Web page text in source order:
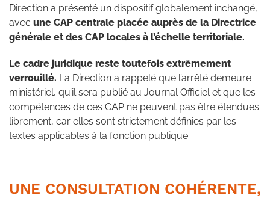
Direction a présenté un dispositif globalement inchangé,
avec une CAP centrale placée auprès de la Directrice
générale et des CAP locales à l’échelle territoriale.
Le cadre juridique reste toutefois extrêmement
verrouillé. La Direction a rappelé que l’arrêté demeure
ministériel, qu’il sera publié au Journal Officiel et que les
compétences de ces CAP ne peuvent pas être étendues
librement, car elles sont strictement définies par les
textes applicables à la fonction publique.
UNE CONSULTATION COHÉRENTE,